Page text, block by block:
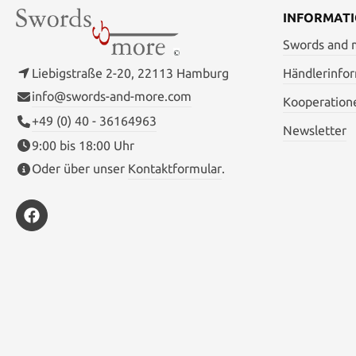
2 Schutztaschen mitgeliefert, eine blaue
Tasche für den Transport und eine Tasche
aus feinstem schwerem Seidenbrokat.
Klingenstärke: 0,79 cm Klingenmaterial:
Gesamtlänge: 80,01 cm Gewicht: 767,2 g
Scheide: Schwarz lackierte Holzscheide
Liebigstraße 2-20, 22113 Hamburg
info@swords-and-more.com
+49 (0) 40 - 36164963
9:00 bis 18:00 Uhr
Oder über unser Kontaktformular.
Swords and
Newsletter